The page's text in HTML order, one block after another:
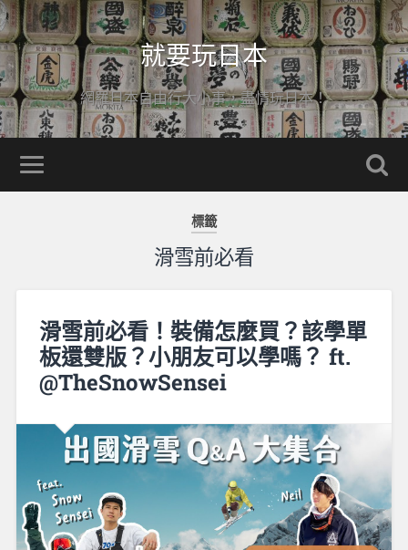
就要玩日本
網羅日本自由行大小事，盡情玩日本！
標籤
滑雪前必看
滑雪前必看！裝備怎麼買？該學單
板還雙版？小朋友可以學嗎？ ft.
@TheSnowSensei